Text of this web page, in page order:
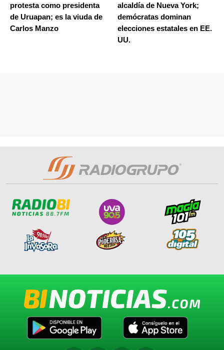
protesta como presidenta
de Uruapan; es la viuda de
Carlos Manzo
alcaldía de Nueva York;
demócratas dominan
elecciones estatales en EE.
UU.